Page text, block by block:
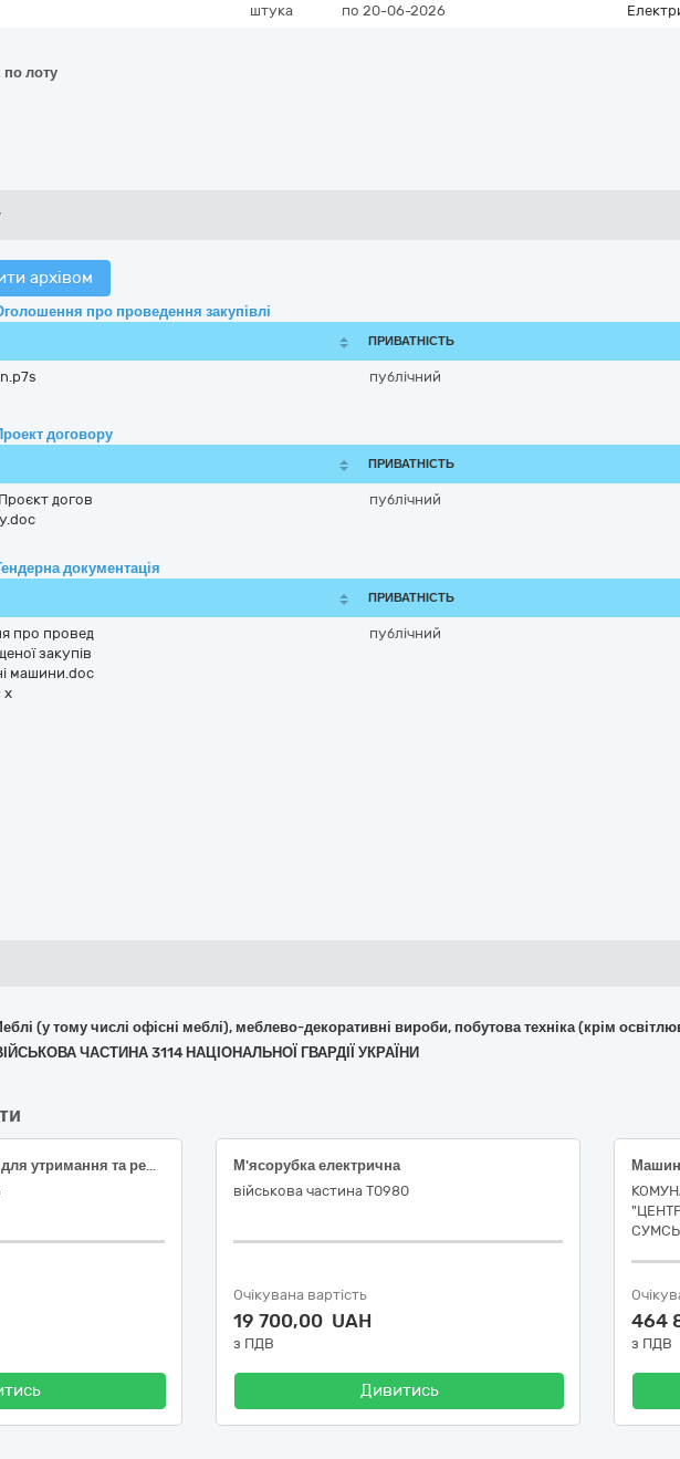
штука
по 20-06-2026
по лоту
архівом
про проведення закупівлі
ПРИВАТНІСТЬ
публічний
договору
ПРИВАТНІСТЬ
догов
публічний
документація
ПРИВАТНІСТЬ
про провед
закупів
машини.doc
x
публічний
Меблі (у тому числі офісні меблі), меблево-декоративні вироби, побутова техніка (крім
ВІЙСЬКОВА ЧАСТИНА 3114 НАЦІОНАЛЬНОЇ ГВАРДІЇ УКРАЇНИ
ТЕН 5452 (220В 2 кВт), для утримання та ремонту корабельно-катерного складу (спецпризначення) в/ч 1485
М'ясорубка електрична
військова частина Т0980
Очікувана вартість
19 700,00 UAH
з ПДВ
Дивитись
464
з ПДВ